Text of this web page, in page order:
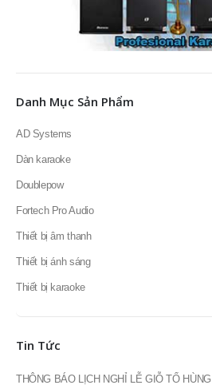
Danh Mục Sản Phẩm
AD Systems
Dàn karaoke
Doublepow
Fortech Pro Audio
Thiết bị âm thanh